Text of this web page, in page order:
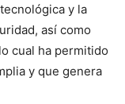
y la
así como
cual ha permitido
y que genera